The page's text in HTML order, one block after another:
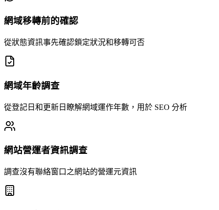
網域移轉前的確認
從狀態資訊事先確認鎖定狀況和移轉可否
網域年齡調查
從登記日和更新日瞭解網域運作年數，用於 SEO 分析
網站營運者資訊調查
調查沒有聯絡窗口之網站的營運元資訊